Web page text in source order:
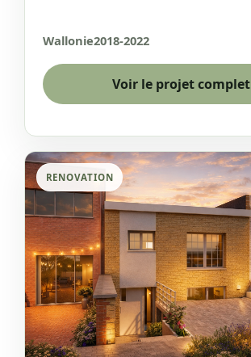
Wallonie2018-2022
Voir le projet complet
RENOVATION